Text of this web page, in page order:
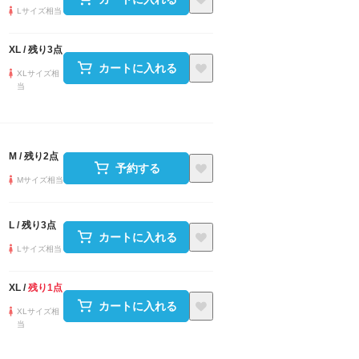
Lサイズ相当
XL /残り3点
XLサイズ相
当
カートに入れる
M /残り2点
Mサイズ相当
予約する
L /残り3点
Lサイズ相当
カートに入れる
XL /残り1点
XLサイズ相
当
カートに入れる